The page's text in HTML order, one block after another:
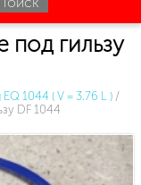
под гильзу
1044 ( V = 3.76 L ) /
DF 1044